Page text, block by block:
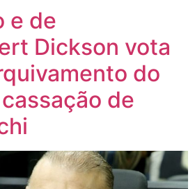
e de
Dickson vota
do
de